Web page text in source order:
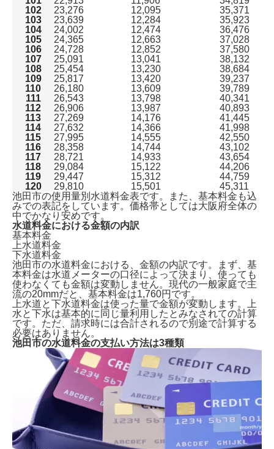
102
23,276 12,095
35,371
103
23,639 12,284
35,923
104
24,002 12,474
36,476
105
24,365 12,663
37,028
106
24,728 12,852
37,580
107
25,091 13,041
38,132
108
25,454 13,230
38,684
109
25,817 13,420
39,237
110
26,180 13,609
39,789
111
26,543 13,798
40,341
112
26,906 13,987
40,893
113
27,269 14,176
41,445
114
27,632 14,366
41,998
115
27,995 14,555
42,550
116
28,358 14,744
43,102
117
28,721 14,933
43,654
118
29,084 15,122
44,206
119
29,447 15,312
44,759
120
29,810 15,501
45,311
池田市の使用量別水道料金表です。また、基本料金も込
みでの表記をしています。価格帯としては大阪府全体の
中でかなり安めです。
水道料金における金額の内訳
基本料金
上水道料金
下水道料金
池田市の水道料金における、金額の内訳です。まず、基
本料金は水道メーターの口径によって決まり、使っても
使わなくても金額は変動しません。現代の一般家庭で主
流の20mmだと、基本料金は1,760円 です。
上水道と下水道料金は使った量で金額が変動します。上
水と下水は基本的に同じ量利用したとみなされての計算
です。ただ、請求時には合計されるので別途で計算する
必要はありません。
池田市の水道料金の支払い方法は3種類